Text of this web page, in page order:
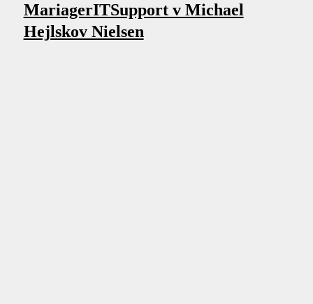
MariagerITSupport v Michael
Hejlskov Nielsen